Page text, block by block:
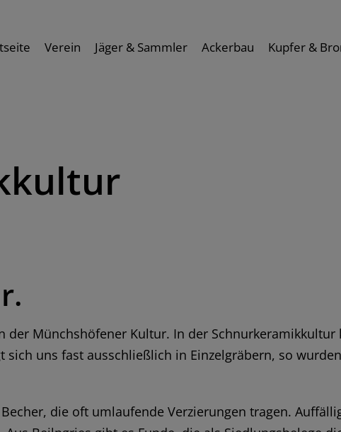
Verein Jäger & Sammler Ackerbau Kupfer &
der Münchshöfener Kultur. In der
sich uns fast ausschließlich in Einzelgräbern, so
die oft umlaufende Verzierungen tragen.